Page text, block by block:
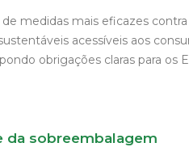
medidas mais eficazes
acessíveis aos
obrigações claras para os
da sobreembalagem